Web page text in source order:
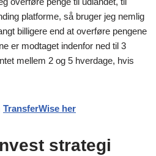
platforme, så bruger jeg nemlig
billigere end at overføre pengene
er modtaget indenfor ned til 3
mellem 2 og 5 hverdage, hvis
TransferWise her
strategi